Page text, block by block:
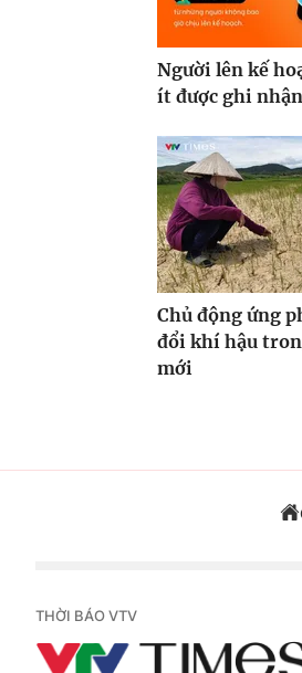
Người lên kế
ít được ghi
Chủ động ứng
đổi khí hậu
mới
THỜI BÁO VTV